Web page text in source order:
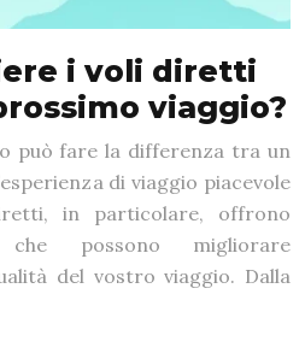
i voli diretti
viaggio?
può fare la differenza tra un
di viaggio piacevole
in particolare, offrono
che possono migliorare
del vostro viaggio. Dalla